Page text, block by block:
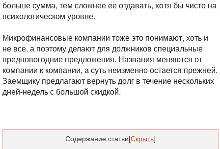
больше сумма, тем сложнее ее отдавать, хотя бы чисто на
психологическом уровне.
Микрофинансовые компании тоже это понимают, хоть и
не все, а поэтому делают для должников специальные
предновогодние предложения. Названия меняются от
компании к компании, а суть неизменно остается прежней.
Заемщику предлагают вернуть долг в течение нескольких
дней-недель с большой скидкой.
Содержание статьи[Скрыть]